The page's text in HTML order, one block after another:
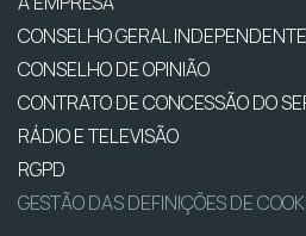
CONSELHO GERAL INDEPENDENTE
CONSELHO DE OPINIÃO
CONTRATO DE CONCESSÃO DO
RÁDIO E TELEVISÃO
RGPD
GESTÃO DAS DEFINIÇÕES DE